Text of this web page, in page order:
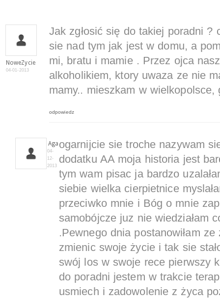
NoweZycie
04-01-2013
Jak zgłosić się do takiej poradni ?
sie nad tym jak jest w domu, a
mi, bratu i mamie . Przez ojca
alkoholikiem, ktory uwaza ze nie
mamy.. mieszkam w
odpowiedz
Aga
04-
12-
2013
ogarnijcie sie troche nazywam
dodatku AA moja historia jest
tym wam pisac ja bardzo
siebie wielka cierpietnice
przeciwko mnie i Bóg o mnie
samobójcze juz nie wiedziałam
.Pewnego dnia postanowiłam
zmienic swoje życie i tak sie
swój los w swoje rece pierwszy
do poradni jestem w trakcie
usmiech i zadowolenie z życa